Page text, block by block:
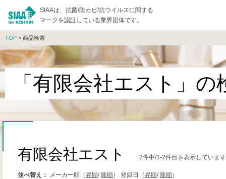
SIAAは、抗菌/防カビ/抗ウイルスに関する
マークを認証している業界団体です。
TOP > 商品検索
「有限会社エスト」の
有限会社エスト 2件中/1-2件目を表示しています
並べ替え： メーカー順（昇順/ 降順） 登録日（昇順/ 降順）